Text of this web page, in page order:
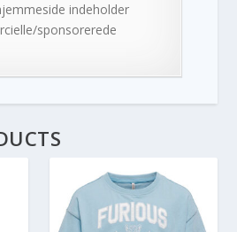
indeholder
sponsorerede